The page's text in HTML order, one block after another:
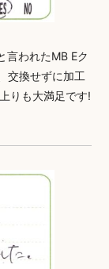
言われたMB Eク
交換せずに加工
りも大満足です!